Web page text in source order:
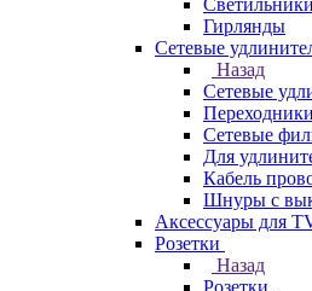
Светильники
Гирлянды
Сетевые
Назад
Сетевые
Сетевые
Для
Кабель
Шнуры с
Аксессуары для
Розетки
Назад
Розетки